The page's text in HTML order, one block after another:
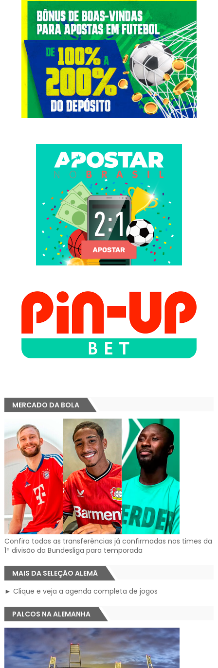
MERCADO DA BOLA
Confira todas as transferências já confirmadas nos times da
1ª divisão da Bundesliga para temporada
MAIS DA SELEÇÃO ALEMÃ
► Clique e veja a agenda completa de jogos
PALCOS NA ALEMANHA